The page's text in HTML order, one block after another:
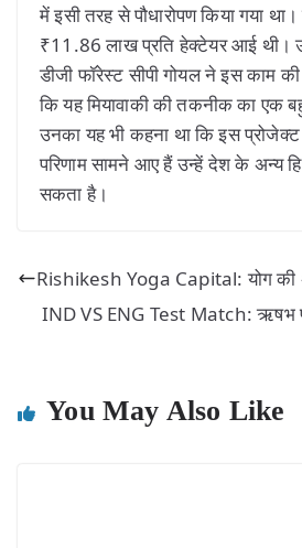
में इसी तरह से पौधारोपण किया गया
₹11.86 लाख प्रति हेक्टेयर आई थी।
डीजी फॉरेस्ट सीपी गोयल ने इस काम
कि यह मियावाकी की तकनीक का एक
उनका यह भी कहना था कि इस
परिणाम सामने आए हैं उन्हें देश के अन्य
सकता है।
Rishikesh Yoga Capital: योग की
IND VS ENG Test Match: ऋषभ
You May Also Like